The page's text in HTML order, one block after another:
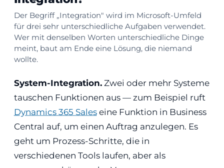
Der Begriff „Integration" wird im Microsoft-Umfeld
für drei sehr unterschiedliche Aufgaben verwendet.
Wer mit denselben Worten unterschiedliche Dinge
meint, baut am Ende eine Lösung, die niemand
wollte.
System-Integration. Zwei oder mehr Systeme
tauschen Funktionen aus — zum Beispiel ruft
Dynamics 365 Sales eine Funktion in Business
Central auf, um einen Auftrag anzulegen. Es
geht um Prozess-Schritte, die in
verschiedenen Tools laufen, aber als